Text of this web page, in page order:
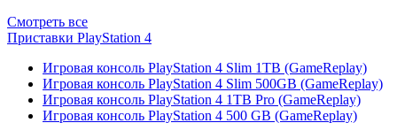
Смотреть все
Приставки PlayStation 4
Игровая консоль PlayStation 4 Slim 1TB (GameReplay)
Игровая консоль PlayStation 4 Slim 500GB (GameReplay)
Игровая консоль PlayStation 4 1TB Pro (GameReplay)
Игровая консоль PlayStation 4 500 GB (GameReplay)